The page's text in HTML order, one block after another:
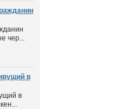
чер...
в
в